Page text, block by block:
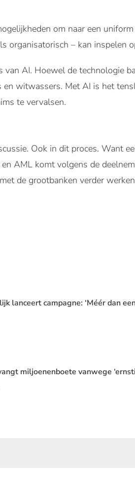
om naar een
organisatorisch – kan inspelen
AI. Hoewel de technologie
witwassers. Met AI is het
te vervalsen.
Ook in dit proces. Want
AML komt volgens de
de grootbanken verder
lanceert campagne: ‘Méér dan
miljoenenboete vanwege